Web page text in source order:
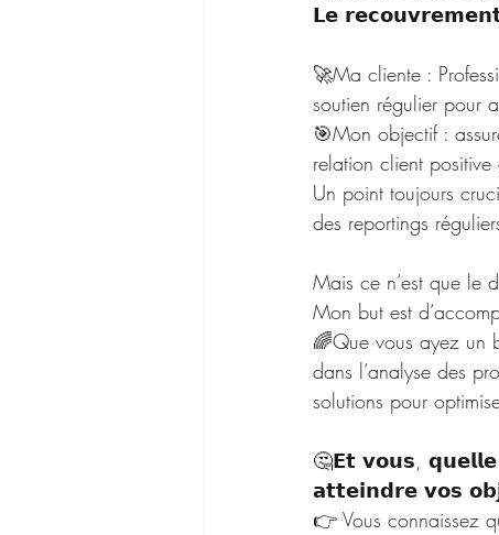
𝗟𝗲
🚀Ma cliente :
soutien régulier pour
🎯Mon objectif :
relation client positive
Un point toujours
des reportings
Mais ce n’est que le
Mon but est
🌈Que vous ayez un
dans l’analyse des
solutions pour
🤔𝗘𝘁 𝘃𝗼𝘂𝘀,
𝗮𝘁𝘁𝗲𝗶𝗻𝗱𝗿𝗲 𝘃𝗼𝘀
👉 Vous connaissez